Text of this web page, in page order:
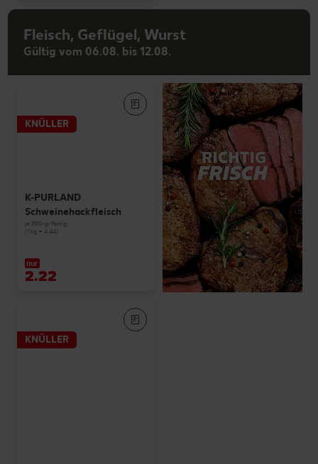
Fleisch, Geflügel, Wurst
Gültig vom 06.08. bis 12.08.
KNÜLLER
K-PURLAND
Schweinehackfleisch
je 500-g-Packg.
(1 kg = 4.44)
nur
2.22
KNÜLLER